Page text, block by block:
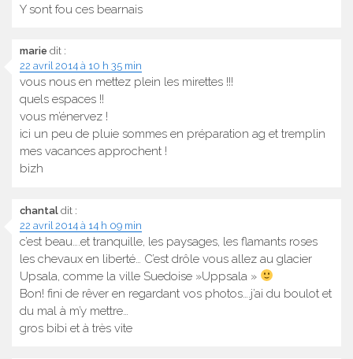
Y sont fou ces bearnais
marie dit :
22 avril 2014 à 10 h 35 min
vous nous en mettez plein les mirettes !!!
quels espaces !!
vous m’énervez !
ici un peu de pluie sommes en préparation ag et tremplin
mes vacances approchent !
bizh
chantal dit :
22 avril 2014 à 14 h 09 min
c’est beau….et tranquille, les paysages, les flamants roses
les chevaux en liberté… C’est drôle vous allez au glacier
Upsala, comme la ville Suedoise »Uppsala »
Bon! fini de rêver en regardant vos photos….j’ai du boulot et
du mal à m’y mettre…
gros bibi et à très vite